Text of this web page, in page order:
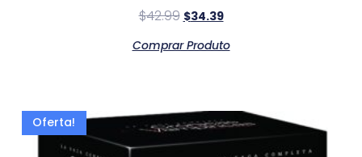
$42.99 $34.39
Comprar Produto
Oferta!